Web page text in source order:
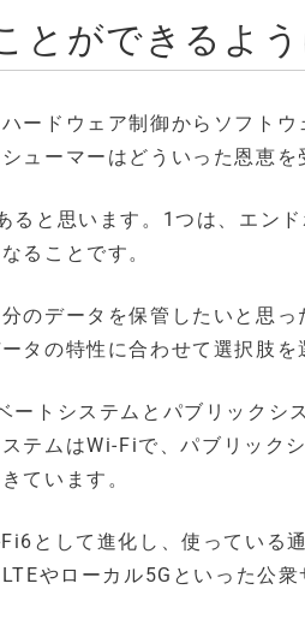
とができるよ
ードウェア制御からソフト
ューマーはどういった恩恵を
ると思います。1つは、エン
ることです。
のデータを保管したいと思
タの特性に合わせて選択肢を
ートシステムとパブリックシ
テムはWi-Fiで、パブリック
ています。
として進化し、使っている
やローカル5Gといった公